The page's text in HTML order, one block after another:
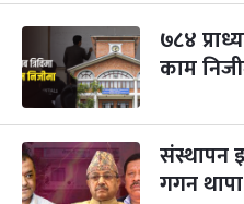
३
मंगल
महानवमी
कार्तिक ३, २०८३-Oct 20,
४
बुध कार्तिक ४, २०८३
पापा‌ङ्कुशा एकादशी व्रत
७८४
काम
संस्थापन
गगन थापा